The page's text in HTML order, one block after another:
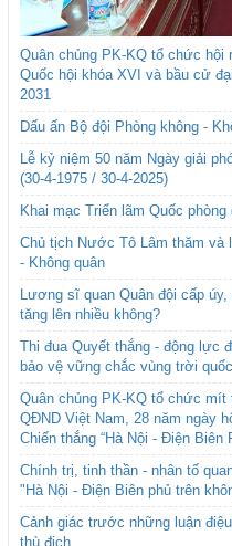
Quân chủng PK-KQ tổ chức hội
Quốc hội khóa XVI và bầu cử
2031
Dấu ấn Bộ đội Phòng không -
Lễ kỷ niệm 50 năm Ngày giải
(30-4-1975 / 30-4-2025)
Khai mạc Triển lãm Quốc
Chủ tịch Nước Tô Lâm thăm và
- Không quân
Lương sĩ quan Quân đội cấp
tăng lên nhiều không?
Thi đua Quyết thắng - động lực
bảo vệ vững chắc vùng trời
Quân chủng PK-KQ tổ chức mít
QĐND Việt Nam, 28 năm ngày
Chiến thắng “Hà Nội - Điện Biên
Chính trị, tinh thần - nhân tố
"Hà Nội - Điện Biên phủ trên
Cảnh giác trước những luận
thù địch